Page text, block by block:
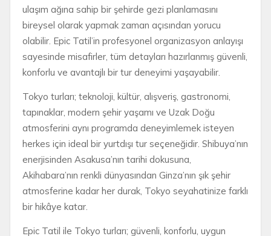
ulaşım ağına sahip bir şehirde gezi planlamasını
bireysel olarak yapmak zaman açısından yorucu
olabilir. Epic Tatil’in profesyonel organizasyon anlayışı
sayesinde misafirler, tüm detayları hazırlanmış güvenli,
konforlu ve avantajlı bir tur deneyimi yaşayabilir.
Tokyo turları; teknoloji, kültür, alışveriş, gastronomi,
tapınaklar, modern şehir yaşamı ve Uzak Doğu
atmosferini aynı programda deneyimlemek isteyen
herkes için ideal bir yurtdışı tur seçeneğidir. Shibuya’nın
enerjisinden Asakusa’nın tarihi dokusuna,
Akihabara’nın renkli dünyasından Ginza’nın şık şehir
atmosferine kadar her durak, Tokyo seyahatinize farklı
bir hikâye katar.
Epic Tatil ile Tokyo turları; güvenli, konforlu, uygun